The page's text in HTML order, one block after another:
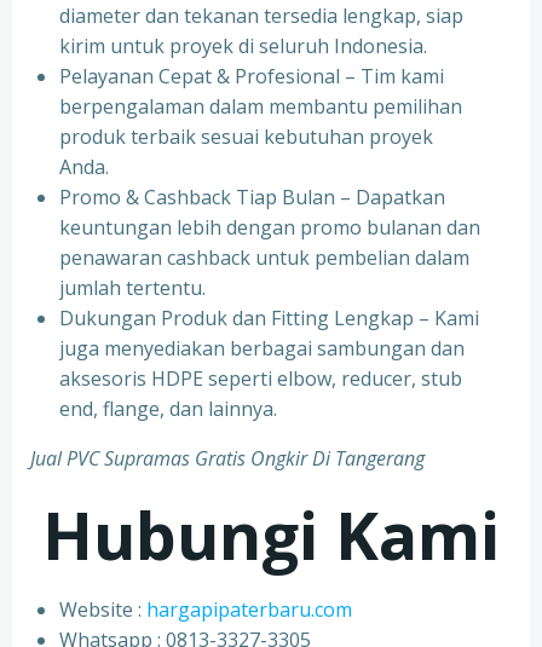
diameter dan tekanan tersedia lengkap, siap
kirim untuk proyek di seluruh Indonesia.
Pelayanan Cepat & Profesional – Tim kami
berpengalaman dalam membantu pemilihan
produk terbaik sesuai kebutuhan proyek
Anda.
Promo & Cashback Tiap Bulan – Dapatkan
keuntungan lebih dengan promo bulanan dan
penawaran cashback untuk pembelian dalam
jumlah tertentu.
Dukungan Produk dan Fitting Lengkap – Kami
juga menyediakan berbagai sambungan dan
aksesoris HDPE seperti elbow, reducer, stub
end, flange, dan lainnya.
Jual PVC Supramas Gratis Ongkir Di Tangerang
Hubungi Kami
Website : hargapipaterbaru.com
Whatsapp : 0813-3327-3305